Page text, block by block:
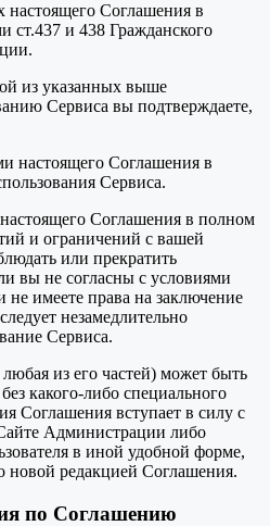
настоящего Соглашения в
ст.437 и 438 Гражданского
из указанных выше
Сервиса вы подтверждаете,
настоящего Соглашения в
Сервиса.
Соглашения в полном
и ограничений с вашей
или прекратить
вы не согласны с условиями
имеете права на заключение
незамедлительно
Сервиса.
из его частей) может быть
какого-либо специального
Соглашения вступает в силу с
Администрации либо
в иной удобной форме,
новой редакцией Соглашения.
по Соглашению